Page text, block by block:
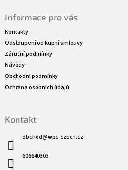
Informace pro vás
Kontakty
Odstoupení od kupní smlouvy
Záruční podmínky
Návody
Obchodní podmínky
Ochrana osobních údajů
Kontakt
obchod@wpc-czech.cz
606640303